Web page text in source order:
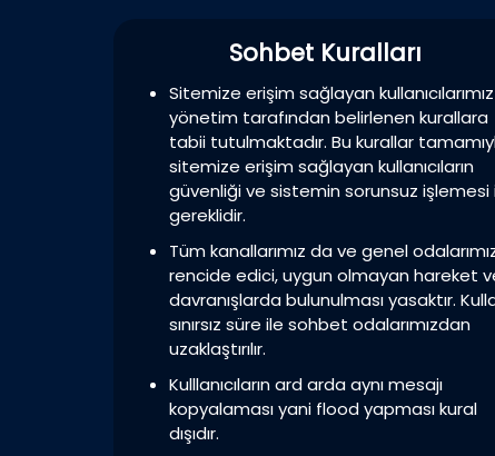
Sohbet Kuralları
Sitemize erişim sağlayan kullanıcılarımız
yönetim tarafından belirlenen kurallara
tabii tutulmaktadır. Bu kurallar
sitemize erişim sağlayan kullanıcıların
güvenliği ve sistemin sorunsuz işlemesi
gereklidir.
Tüm kanallarımız da ve genel
rencide edici, uygun olmayan hareket
davranışlarda bulunulması yasaktır.
sınırsız süre ile sohbet odalarımızdan
uzaklaştırılır.
Kulllanıcıların ard arda aynı mesajı
kopyalaması yani flood yapması kural
dışıdır.